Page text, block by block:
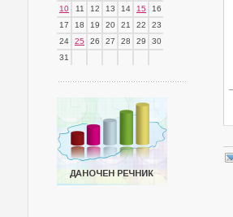
10
11 12 13 14 15
16
17
18 19 20 21 22
23
24
25 26 27 28 29
30
31